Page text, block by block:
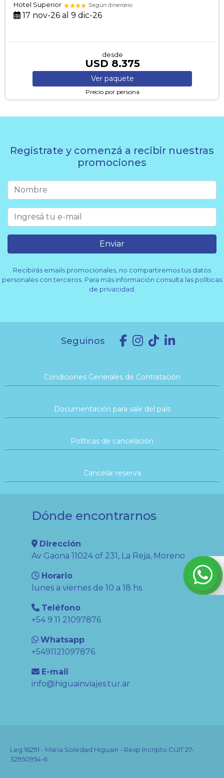
Hotel Superior
Según itinerario
17 nov-26 al 9 dic-26
desde
USD 8.375
Ver paquete
Precio por persona
Registrate y comenzá a recibir nuestras
promociones
Enviar
Recibirás emails promocionales, no compartiremos tus datos
personales con terceros. Para más información consulta las políticas
de privacidad.
Seguinos
Condiciones Generales de Contratación
Documentación para salir del país
Políticas de cancelación
Cancelar reserva
Dónde encontrarnos
Dirección
Av Gaona 11024 of 231, La Reja, Moreno
Horario
lunes a viernes de 10 a 18 hs
Teléfono
+54 9 11 21097876
Whatsapp
+5491121097876
E-mail
info@higuainviajes.tur.ar
Leg 16291 - Maria Soledad Higuain - Resp Incripto CUIT 27-
32950954-6